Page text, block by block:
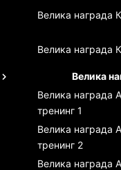
Велика награда
Велика награда
Велика
Велика награда
тренинг 1
Велика награда
тренинг 2
Велика награда